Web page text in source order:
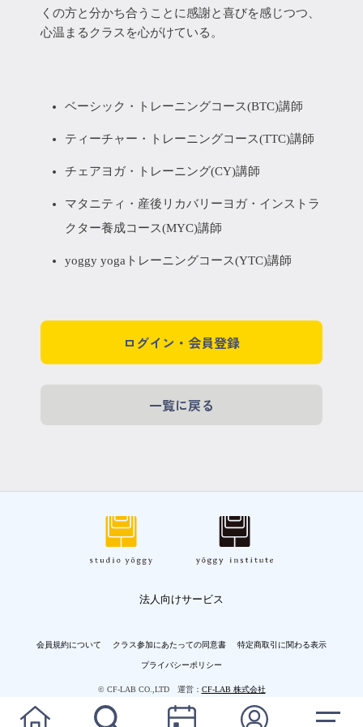
くの方と分かち合うことに感謝と喜びを感じつつ、
心温まるクラスを心がけている。
ベーシック・トレーニングコース(BTC)講師
ティーチャー・トレーニングコース(TTC)講師
チェアヨガ・トレーニング(CY)講師
マタニティ・産後リカバリーヨガ・インストラ
クター養成コース(MYC)講師
yoggy yogaトレーニングコース(YTC)講師
ログイン・会員登録
一覧に戻る
法人向けサービス
会員規約について クラス参加にあたっての同意書 特定商取引に関わる表示
プライバシーポリシー
© CF-LAB CO.,LTD 運営： CF-LAB 株式会社